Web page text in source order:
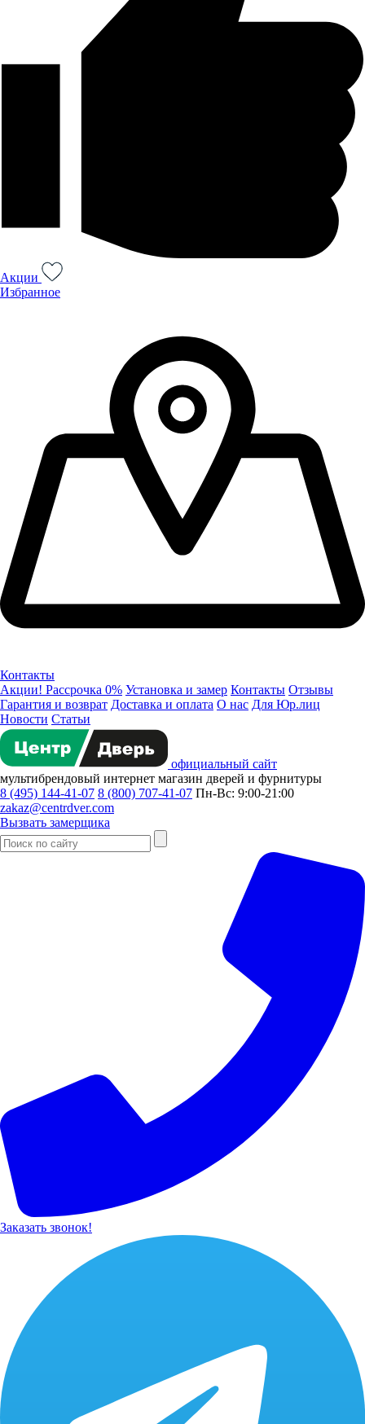
Акции
Избранное
Контакты
Акции! Рассрочка 0% Установка и замер Контакты Отзывы
Гарантия и возврат Доставка и оплата О нас Для Юр.лиц
Новости Статьи
официальный сайт
мультибрендовый интернет магазин дверей и фурнитуры
8 (495) 144-41-07 8 (800) 707-41-07 Пн-Вс: 9:00-21:00
zakaz@centrdver.com
Вызвать замерщика
Заказать звонок!